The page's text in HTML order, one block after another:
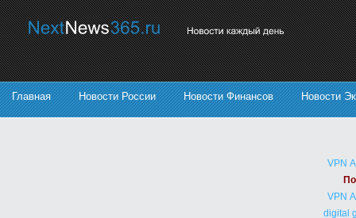
Главная Новости России Новости Финансов Новости
VPN
VPN
digital